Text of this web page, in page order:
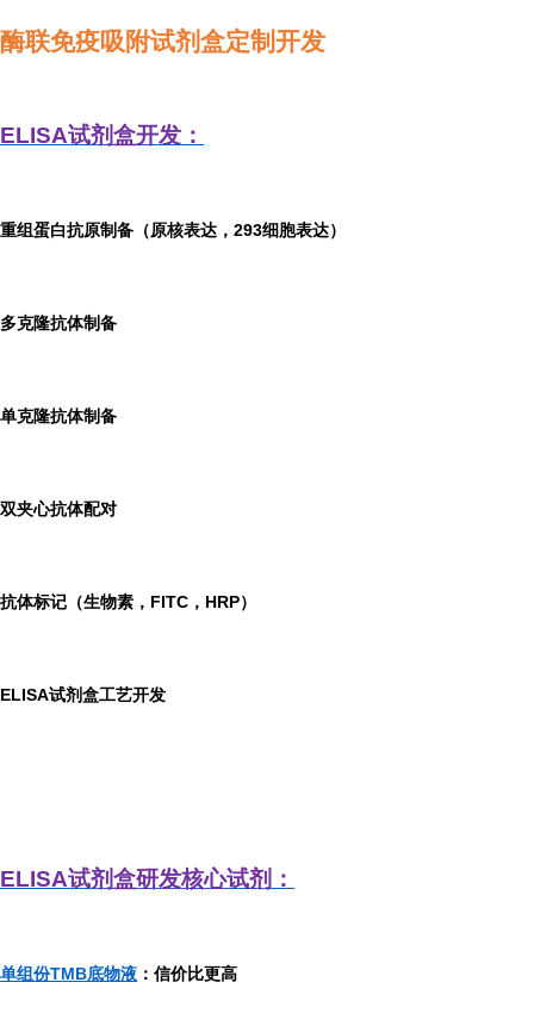
酶联免疫吸附试剂盒定制开发
ELISA试剂盒开发：
重组蛋白抗原制备（原核表达，293细胞表达）
多克隆抗体制备
单克隆抗体制备
双夹心抗体配对
抗体标记（生物素，FITC，HRP）
ELISA试剂盒工艺开发
ELISA试剂盒研发核心试剂：
单组份TMB底物液 ：信价比更高